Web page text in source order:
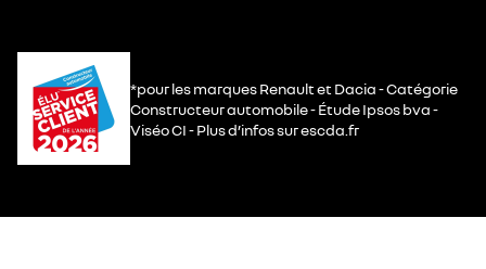
*pour les marques Renault et Dacia - Catégorie
Constructeur automobile - Étude Ipsos bva -
Viséo CI - Plus d’infos sur escda.fr